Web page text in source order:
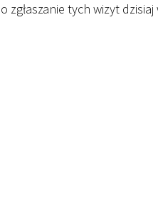
o zgłaszanie tych wizyt